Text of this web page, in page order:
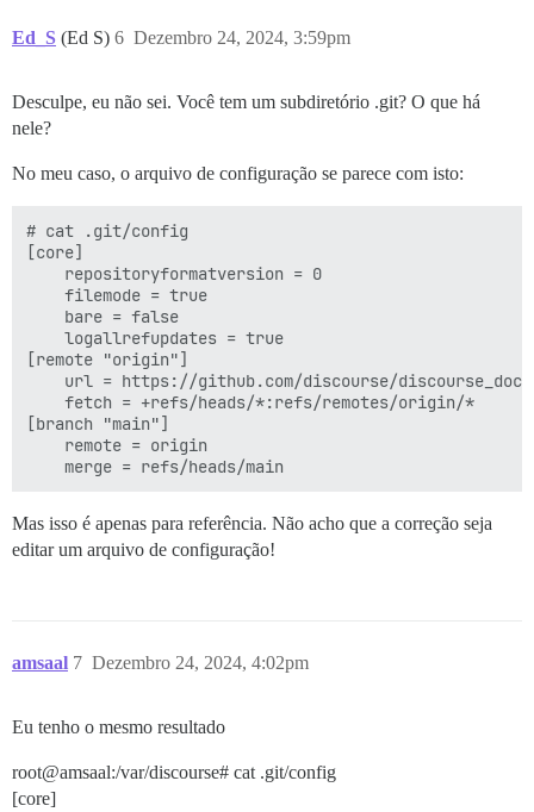
Ed_S (Ed S) Dezembro 24, 2024, 3:59pm
6
Desculpe, eu não sei. Você tem um subdiretório .git? O que há
nele?
No meu caso, o arquivo de configuração se parece com isto:
# cat .git/config
[core]
[remote "origin"]
[branch "main"]
Mas isso é apenas para referência. Não acho que a correção seja
editar um arquivo de configuração!
amsaal Dezembro 24, 2024, 4:02pm
7
Eu tenho o mesmo resultado
root@amsaal:/var/discourse# cat .git/config
[core]